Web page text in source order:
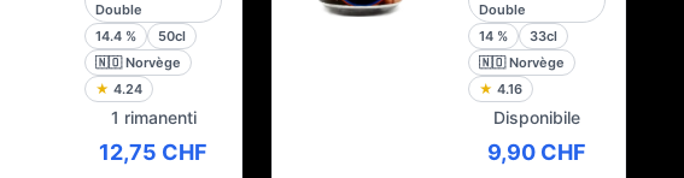
Double
14.4 %
50cl
🇳🇴 Norvège
★ 4.24
1 rimanenti
12,75 CHF
Double
14 %
33cl
🇳🇴 Norvège
★ 4.16
Disponibile
9,90 CHF